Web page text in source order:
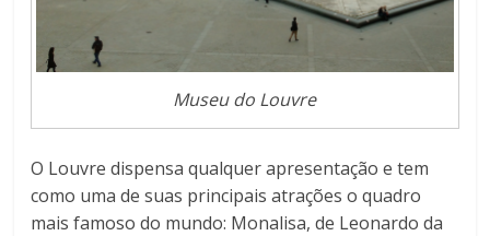
Museu do Louvre
O Louvre dispensa qualquer apresentação e tem
como uma de suas principais atrações o quadro
mais famoso do mundo: Monalisa, de Leonardo da